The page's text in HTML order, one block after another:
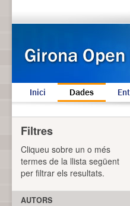
Inici Dades
Filtres
Cliqueu sobre un o més
termes de la llista següent
per filtrar els resultats.
AUTORS